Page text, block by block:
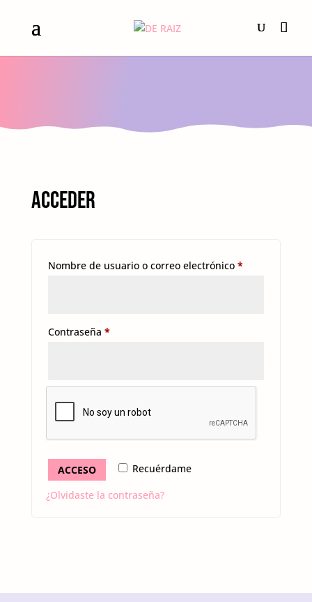
Acceder
Nombre de usuario o correo electrónico *Obligatorio
Contraseña *Obligatorio
Recuérdame
ACCESO
¿Olvidaste la contraseña?